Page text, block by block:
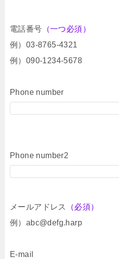
電話番号 （一つ必須）
例）03-8765-4321
例）090-1234-5678
Phone number
Phone number2
メールアドレス
（必須）
例）abc@defg.harp
E-mail